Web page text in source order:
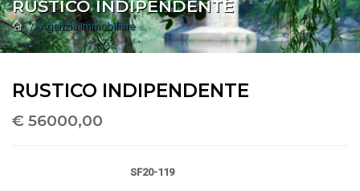
RUSTICO INDIPENDENTE
Agenzia Immobiliare
RUSTICO INDIPENDENTE
€ 56000,00
SF20-119